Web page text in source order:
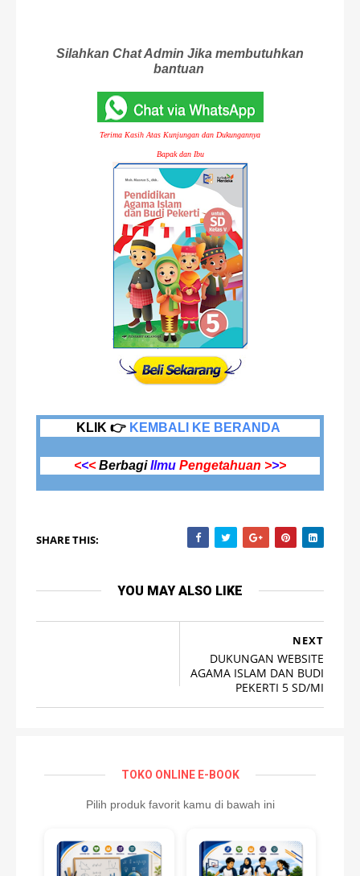
Silahkan Chat Admin Jika membutuhkan
bantuan
Terima Kasih Atas Kunjungan dan Dukungannya
Bapak dan Ibu
KLIK 👉 KEMBALI KE BERANDA
<<< BerbagiIlmu Pengetahuan >>>
SHARE THIS:
YOU MAY ALSO LIKE
NEXT
DUKUNGAN WEBSITE
AGAMA ISLAM DAN BUDI
PEKERTI 5 SD/MI
TOKO ONLINE E-BOOK
Pilih produk favorit kamu di bawah ini